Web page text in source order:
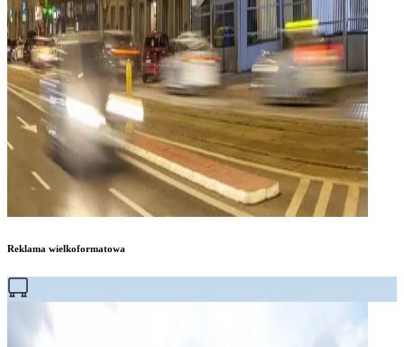
Reklama wielkoformatowa